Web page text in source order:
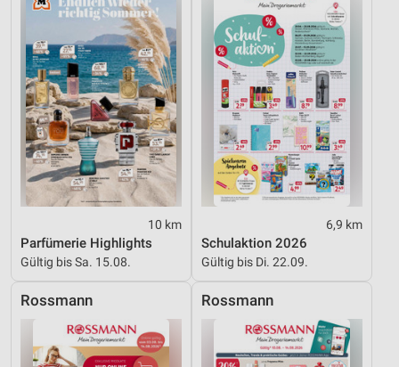
10 km
Parfümerie Highlights
Gültig bis Sa. 15.08.
6,9 km
Schulaktion 2026
Gültig bis Di. 22.09.
Rossmann Rossmann